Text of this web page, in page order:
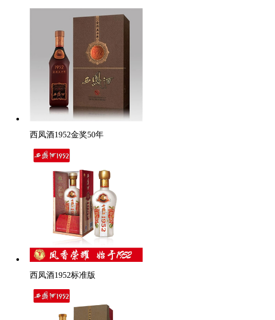
西凤酒1952金奖50年
西凤酒1952标准版